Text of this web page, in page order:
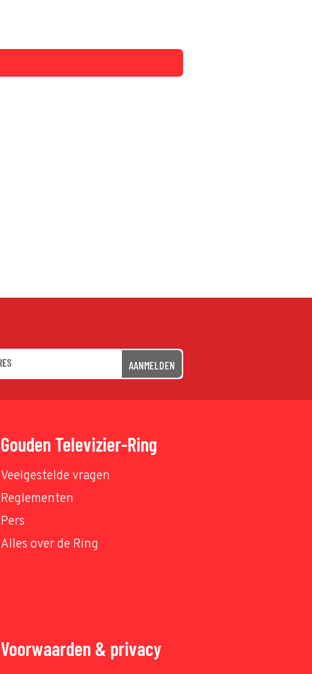
AANMELDEN
Gouden Televizier-Ring
Veelgestelde vragen
Reglementen
Pers
Alles over de Ring
Voorwaarden & privacy